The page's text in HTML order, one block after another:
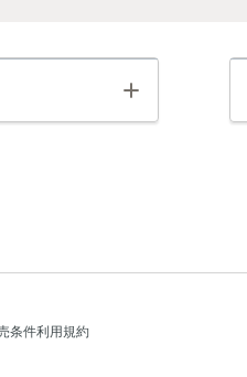
Toggle
条件利用規約